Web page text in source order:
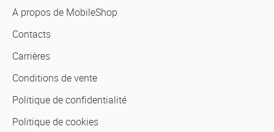
A propos de MobileShop
Contacts
Carrières
Conditions de vente
Politique de confidentialité
Politique de cookies